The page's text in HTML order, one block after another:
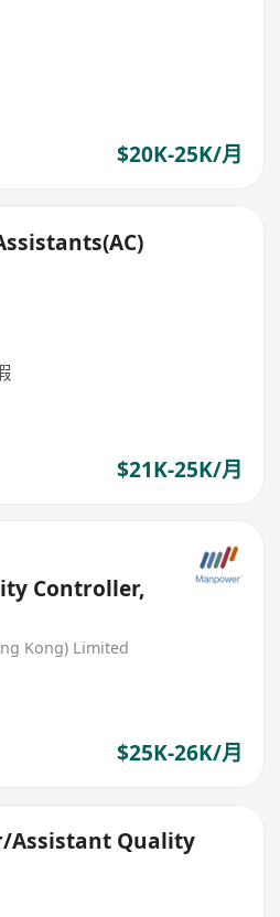
$20K-25K/月
$21K-25K/月
Controller,
Kong) Limited
$25K-26K/月
Assistant Quality